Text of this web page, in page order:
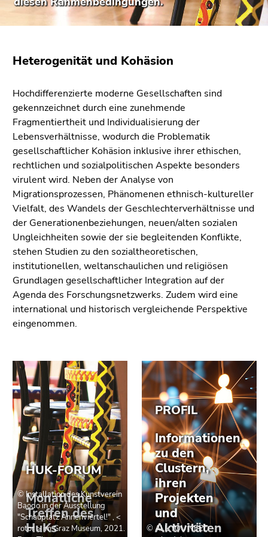
Sie diesen
Zum
1)
Zur
Positionsanzeige
(Zugriffstaste
2)
Zur
Hauptnavigation
(Zugriffstaste
3)
Zur
Unternavigation
(Zugriffstaste
4)
Zu
den
Zusatzinformationen
(Zugriffstaste
Zu
den
Seiteneinstellungen
(Benutzer/Sprache)
(Zugriffstaste
8)
Zur
Suche
(Zugriffstaste
9)
Heterogenität und Kohäsion
Hochdifferenzierte moderne Gesellschaften sind
gekennzeichnet durch eine zunehmende
Fragmentiertheit und Individualisierung der
Lebensverhältnisse, wodurch die Problematik
gesellschaftlicher Kohäsion inklusive ihrer ethischen,
rechtlichen und sozialpolitischen Aspekte besonders
virulent wird. Neben der Analyse von
Migrationsprozessen, Phänomenen ethnisch-kultureller
Vielfalt, des Wandels der Geschlechterverhältnisse und
der Generationenbeziehungen, neuen/alten sozialen
Ungleichheiten sowie der sie begleitenden Konflikte,
stehen Studien zu den sozialtheoretischen,
institutionellen, weltanschaulichen und religiösen
Grundlagen gesellschaftlicher Integration auf der
Agenda des Forschungsnetzwerks. Zudem wird eine
international und historisch vergleichende Perspektive
eingenommen.